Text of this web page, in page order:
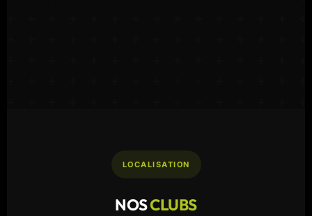
LOCALISATION
NOSCLUBS